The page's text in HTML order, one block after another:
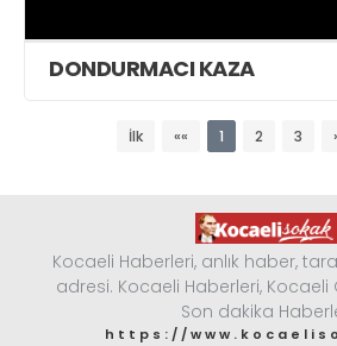
DONDURMACI KAZA
İlk «« 1 2 3
Kocaeli Haberleri, anlık haber,
adresi. Kocaeli Haberleri, Kocaeli
Son dakika
https://